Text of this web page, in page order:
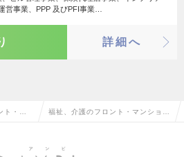
営事業、PPP 及びPFI事業…
詳細へ
ト・マ 福祉、介護のフロント・マンション